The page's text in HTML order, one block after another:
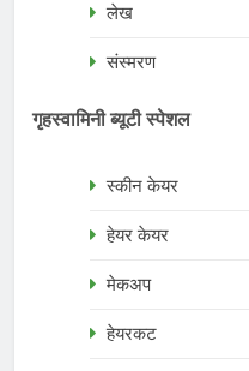
लेख
संस्मरण
गृहस्वामिनी ब्यूटी स्पेशल
स्कीन केयर
हेयर केयर
मेकअप
हेयरकट